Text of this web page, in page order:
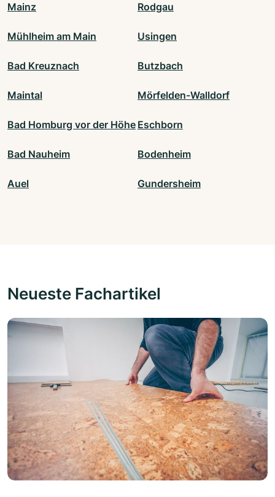
Mainz Rodgau
Mühlheim am Main Usingen
Bad Kreuznach Butzbach
Maintal Mörfelden-Walldorf
Bad Homburg vor der Höhe Eschborn
Bad Nauheim Bodenheim
Auel Gundersheim
Neueste Fachartikel